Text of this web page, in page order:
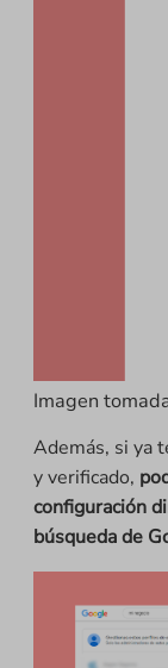
Imagen
Además, si ya
y verificado,
configuración
búsqueda de